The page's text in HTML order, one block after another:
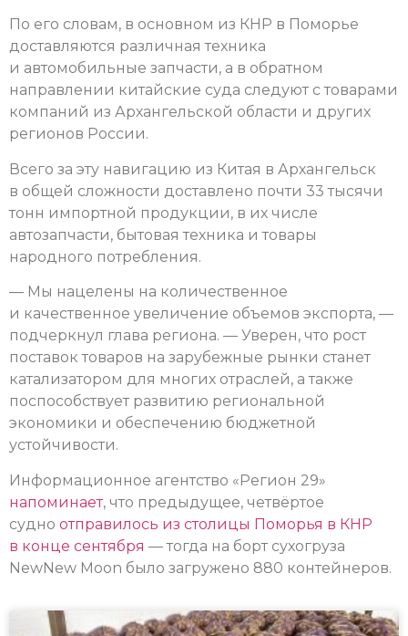
По его словам, в основном из КНР в Поморье
доставляются различная техника
и автомобильные запчасти, а в обратном
направлении китайские суда следуют с товарами
компаний из Архангельской области и других
регионов России.
Всего за эту навигацию из Китая в Архангельск
в общей сложности доставлено почти 33 тысячи
тонн импортной продукции, в их числе
автозапчасти, бытовая техника и товары
народного потребления.
— Мы нацелены на количественное
и качественное увеличение объемов экспорта, —
подчеркнул глава региона. — Уверен, что рост
поставок товаров на зарубежные рынки станет
катализатором для многих отраслей, а также
поспособствует развитию региональной
экономики и обеспечению бюджетной
устойчивости.
Информационное агентство «Регион 29»
напоминает, что предыдущее, четвёртое
судно отправилось из столицы Поморья в КНР
в конце сентября — тогда на борт сухогруза
NewNew Moon было загружено 880 контейнеров.